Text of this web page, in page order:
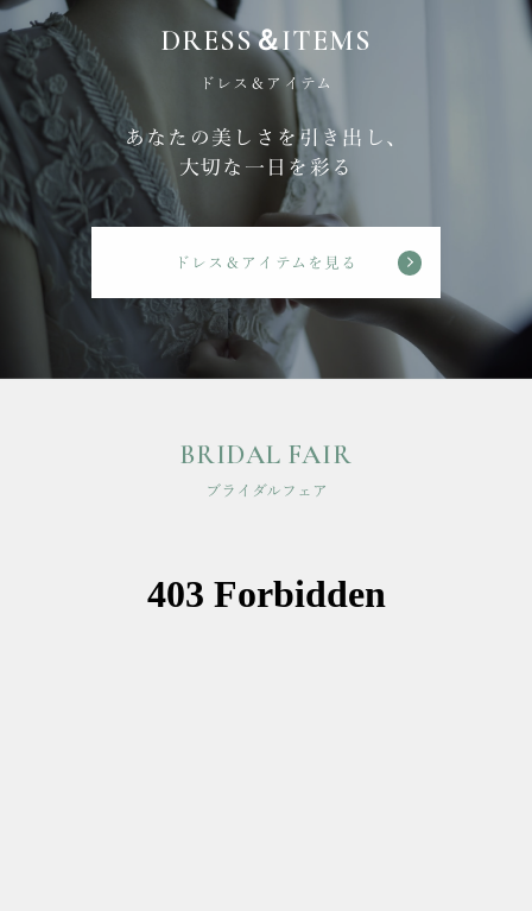
DRESS＆ITEMS
ドレス＆アイテム
あなたの美しさを引き出し、
大切な一日を彩る
ドレス＆アイテムを見る
BRIDAL FAIR
ブライダルフェア